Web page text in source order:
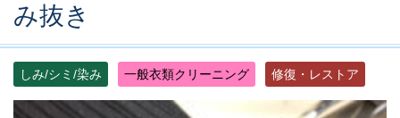
み抜き
しみ/シミ/染み 一般衣類クリーニング 修復・レストア